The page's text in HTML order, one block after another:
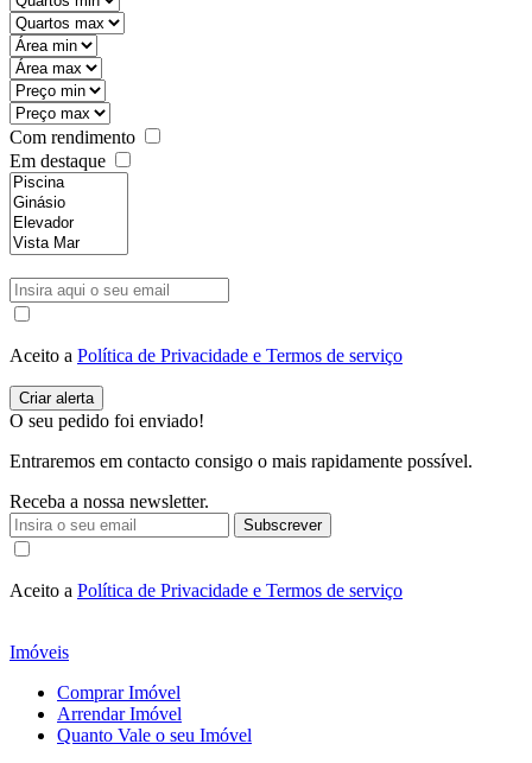
Com rendimento
Em destaque
Aceito a Política de Privacidade e Termos de serviço
O seu pedido foi enviado!
Entraremos em contacto consigo o mais rapidamente possível.
Receba a nossa newsletter.
Subscrever
Aceito a Política de Privacidade e Termos de serviço
Imóveis
Comprar Imóvel
Arrendar Imóvel
Quanto Vale o seu Imóvel